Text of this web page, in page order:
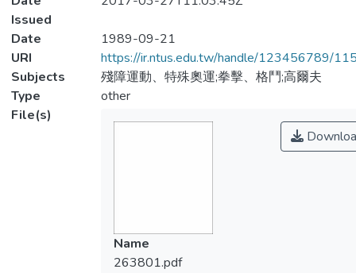
Issued
Date
1989-09-21
URI
https://ir.ntus.edu.tw/handle/123456789/
Subjects
殘障運動、特殊奧運;拳擊、格鬥;高爾夫
Type
other
File(s)
Name
263801.pdf